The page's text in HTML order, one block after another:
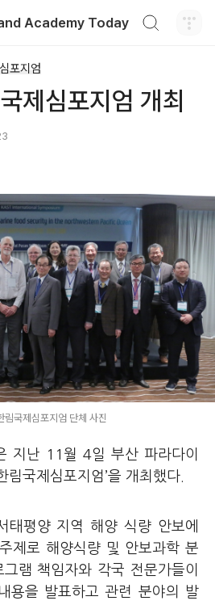
Academy Today
포지엄
제심포지엄 개최
국제심포지엄 단체 사진
지난 11월 4일 부산 파라다이
림국제심포지엄’을 개최했다.
태평양 지역 해양 식량 안보에
제로 해양식량 및 안보과학 분
램 책임자와 각국 전문가들이
용을 발표하고 관련 분야의 발